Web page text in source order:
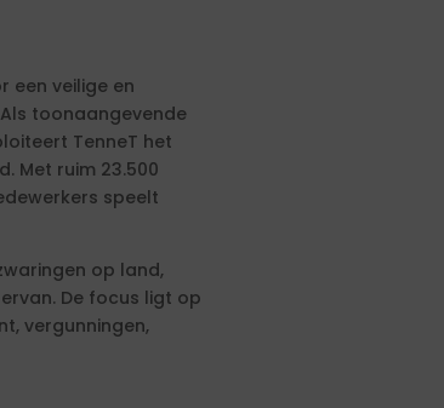
een veilige en
toonaangevende
TenneT het
Met ruim 23.500
speelt
op land,
De focus ligt op
vergunningen,